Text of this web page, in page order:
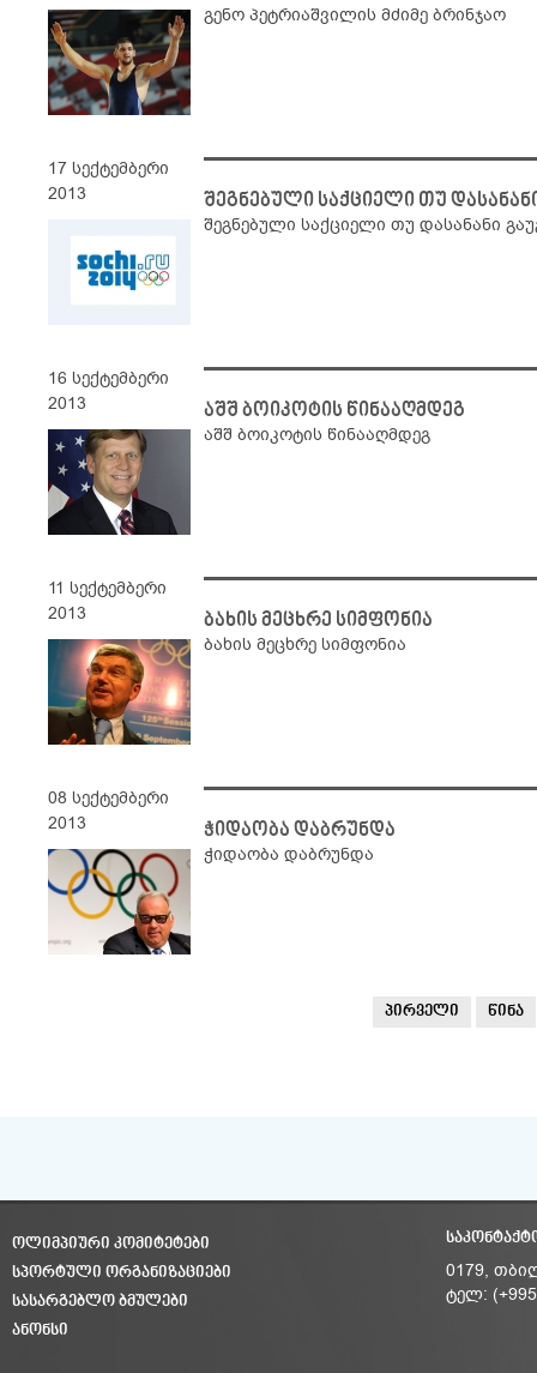
გენო პეტრიაშვილის მძიმე ბრინჯაო
17 სექტემბერი
2013
შეგნებული საქციელი თუ
შეგნებული საქციელი თუ დასანანი
16 სექტემბერი
2013
აშშ ბოიკოტის წინააღმდეგ
აშშ ბოიკოტის წინააღმდეგ
11 სექტემბერი
2013
ბახის მეცხრე სიმფონია
ბახის მეცხრე სიმფონია
08 სექტემბერი
2013
ჭიდაობა დაბრუნდა
ჭიდაობა დაბრუნდა
პირველი წინა
ᲝᲚᲘᲛᲞᲘᲣᲠᲘ ᲙᲝᲛᲘᲢᲔᲢᲔᲑᲘ
ᲡᲞᲝᲠᲢᲣᲚᲘ ᲝᲠᲒᲐᲜᲘᲖᲐᲪᲘᲔᲑᲘ
ᲡᲐᲡᲐᲠᲒᲔᲑᲚᲝ ᲑᲛᲣᲚᲔᲑᲘ
ᲐᲜᲝᲜᲡᲘ
0179,
ტელ: (+995